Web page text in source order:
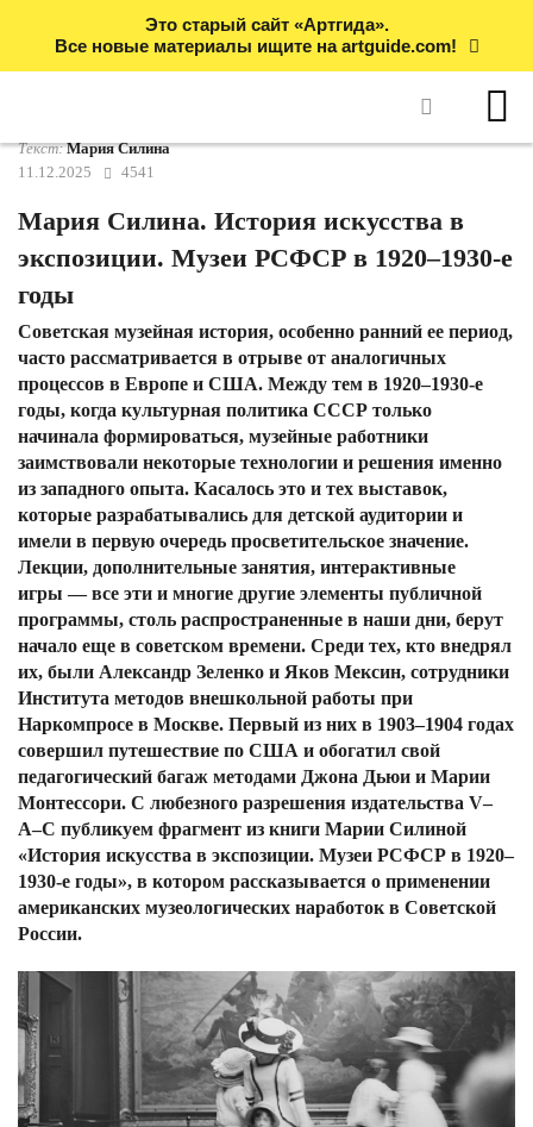
Это старый сайт «Артгида».
Все новые материалы ищите на artguide.com!
Текст:Мария Силина
11.12.2025
4541
Мария Силина. История искусства в
экспозиции. Музеи РСФСР в 1920–1930-е
годы
Советская музейная история, особенно ранний ее период,
часто рассматривается в отрыве от аналогичных
процессов в Европе и США. Между тем в 1920–1930-е
годы, когда культурная политика СССР только
начинала формироваться, музейные работники
заимствовали некоторые технологии и решения именно
из западного опыта. Касалось это и тех выставок,
которые разрабатывались для детской аудитории и
имели в первую очередь просветительское значение.
Лекции, дополнительные занятия, интерактивные
игры — все эти и многие другие элементы публичной
программы, столь распространенные в наши дни, берут
начало еще в советском времени. Среди тех, кто внедрял
их, были Александр Зеленко и Яков Мексин, сотрудники
Института методов внешкольной работы при
Наркомпросе в Москве. Первый из них в 1903–1904 годах
совершил путешествие по США и обогатил свой
педагогический багаж методами Джона Дьюи и Марии
Монтессори. С любезного разрешения издательства V–
A–C публикуем фрагмент из книги Марии Силиной
«История искусства в экспозиции. Музеи РСФСР в 1920–
1930-е годы», в котором рассказывается о применении
американских музеологических наработок в Советской
России.